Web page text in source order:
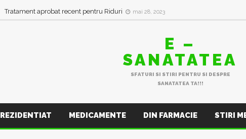
Tratament aprobat recent pentru Riduri mai 28, 2023
E –
SANATATEA
SFATURI SI STIRI PENTRU SI DESPRE
SANATATEA TA!!!
REZIDENTIAT MEDICAMENTE DIN FARMACIE STIRI